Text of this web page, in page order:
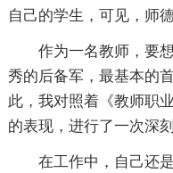
自己的学生，可见，师
作为一名教师，要
秀的后备军，最基本的
此，我对照着《教师职
的表现，进行了一次深
在工作中，自己还